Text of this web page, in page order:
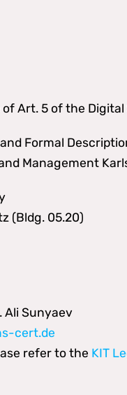
Art. 5 of the
Formal
Management
(Bldg. 05.20)
Ali Sunyaev
cert.de
refer to the KIT